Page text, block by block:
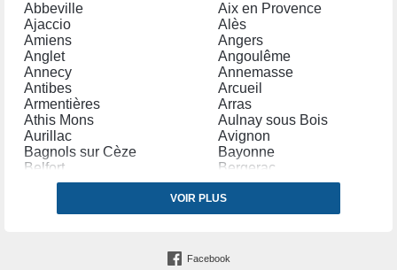
Abbeville
Aix en Provence
Ajaccio
Alès
Amiens
Angers
Anglet
Angoulême
Annecy
Annemasse
Antibes
Arcueil
Armentières
Arras
Athis Mons
Aulnay sous Bois
Aurillac
Avignon
Bagnols sur Cèze
Bayonne
Belfort
Bergerac
Béthune
Béziers
Blagnac
Bordeaux
Boulogne Billancourt
Brunoy
VOIR PLUS
Facebook